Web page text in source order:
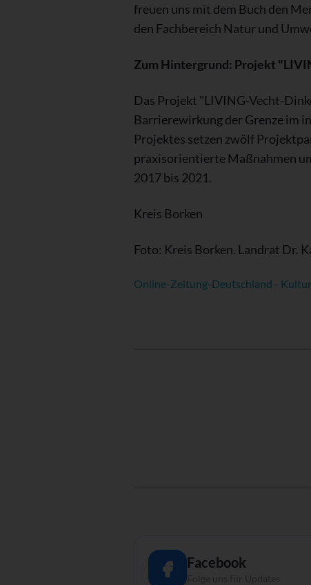
freuen uns mit dem Buch den
den Fachbereich Natur und
Zum Hintergrund: Projekt
Das Projekt "LIVING-Vecht-
Barrierewirkung der Grenze im
Projektes setzen zwölf
praxisorientierte Maßnahmen
2017 bis 2021.
Kreis Borken
Foto: Kreis Borken. Landrat Dr.
Online-Zeitung-Deutschland -
Facebook
Folge uns für Updates